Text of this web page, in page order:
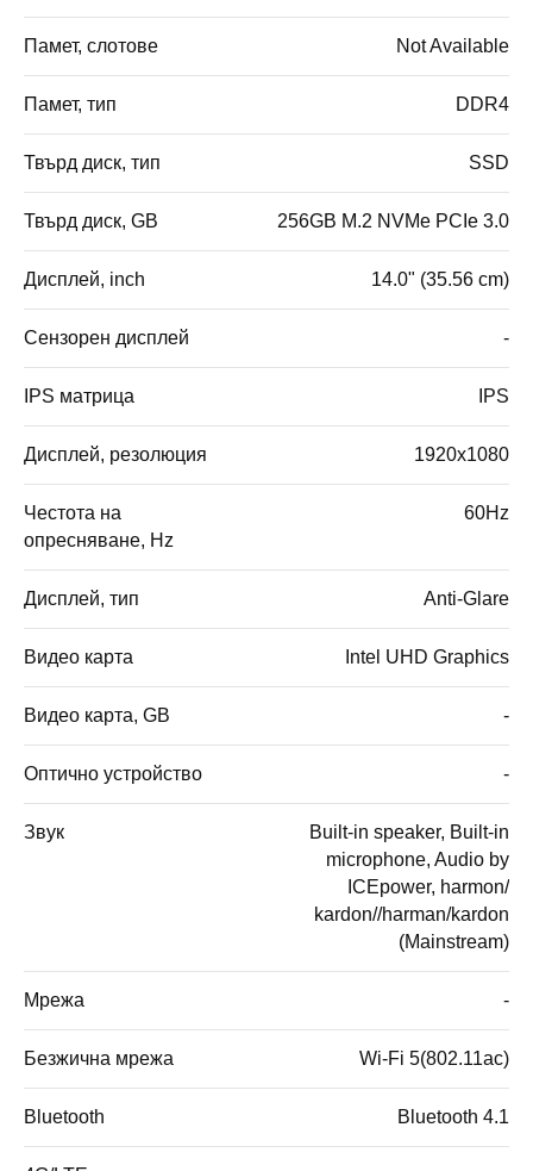
Памет, слотове Not Available
Памет, тип DDR4
Твърд диск, тип SSD
Твърд диск, GB 256GB M.2 NVMe PCIe 3.0
Дисплей, inch 14.0" (35.56 cm)
Сензорен дисплей -
IPS матрица IPS
Дисплей, резолюция 1920x1080
Честота на
опресняване, Hz
60Hz
Дисплей, тип Anti-Glare
Видео карта Intel UHD Graphics
Видео карта, GB -
Оптично устройство -
Звук
Built-in speaker, Built-in
microphone, Audio by
ICEpower, harmon/
kardon//harman/kardon
(Mainstream)
Мрежа -
Безжична мрежа Wi-Fi 5(802.11ac)
Bluetooth Bluetooth 4.1